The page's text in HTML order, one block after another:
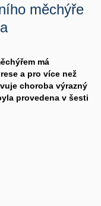
měchýře
má
a pro více než
choroba výrazný
provedena v šesti